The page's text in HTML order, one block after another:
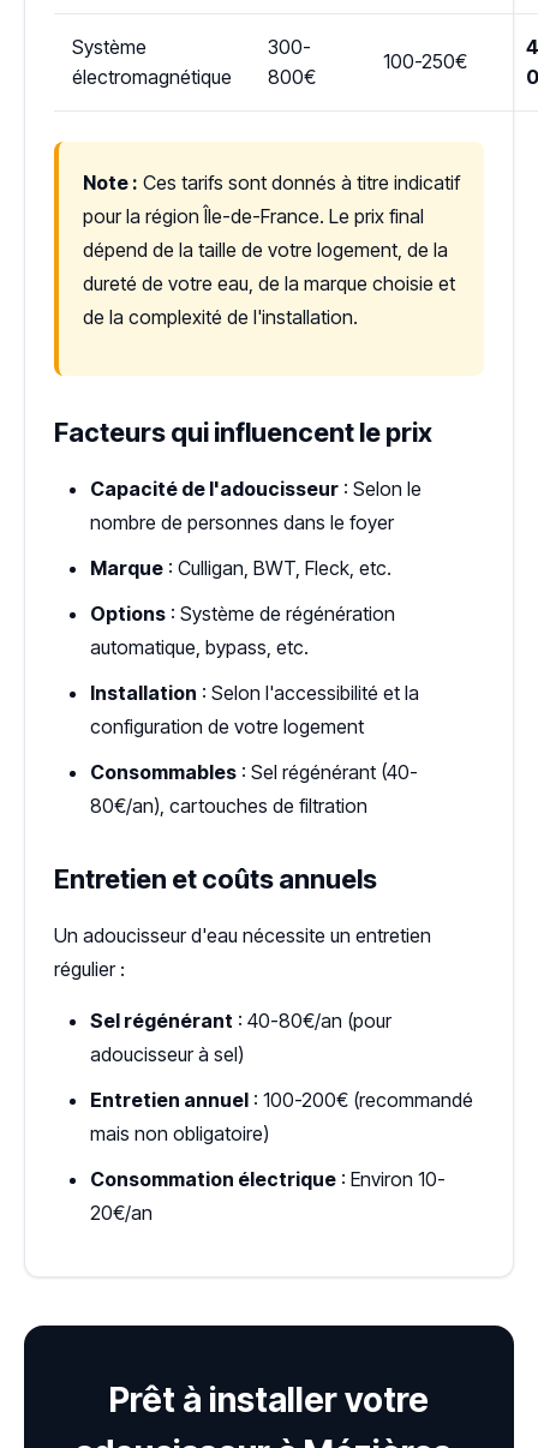
Système
électromagnétique
300-
800€
100-250€
Note : Ces tarifs sont donnés à titre indicatif
pour la région Île-de-France. Le prix final
dépend de la taille de votre logement, de la
dureté de votre eau, de la marque choisie et
de la complexité de l'installation.
Facteurs qui influencent le prix
Capacité de l'adoucisseur : Selon le
nombre de personnes dans le foyer
Marque : Culligan, BWT, Fleck, etc.
Options : Système de régénération
automatique, bypass, etc.
Installation : Selon l'accessibilité et la
configuration de votre logement
Consommables : Sel régénérant (40-
80€/an), cartouches de filtration
Entretien et coûts annuels
Un adoucisseur d'eau nécessite un entretien
régulier :
Sel régénérant : 40-80€/an (pour
adoucisseur à sel)
Entretien annuel : 100-200€ (recommandé
mais non obligatoire)
Consommation électrique : Environ 10-
20€/an
Prêt à installer votre